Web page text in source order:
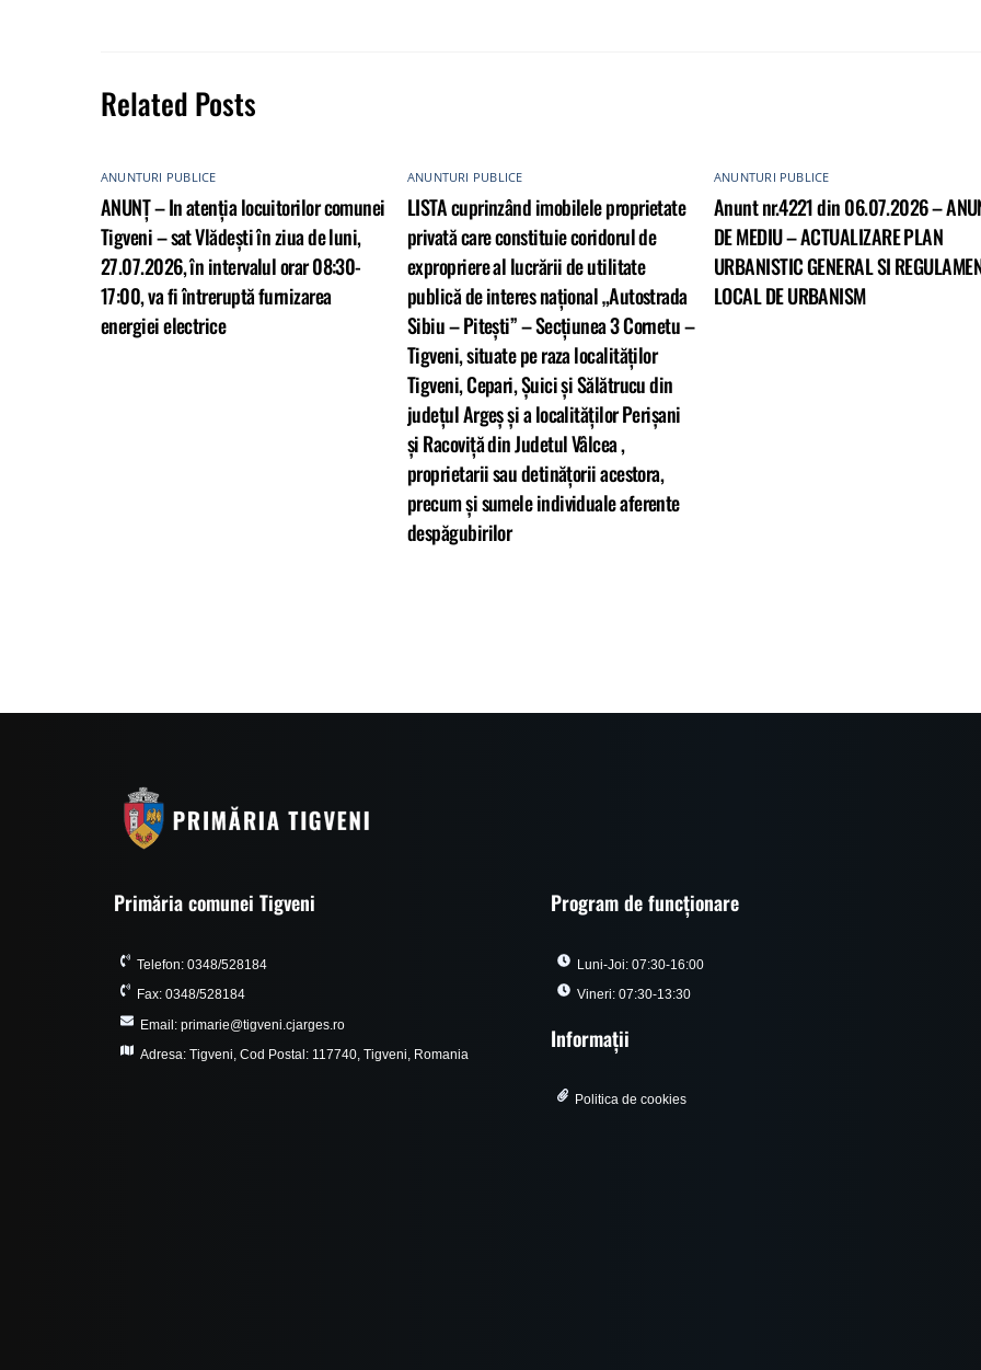
Related Posts
ANUNTURI PUBLICE
ANUNȚ – In atenția locuitorilor comunei
Tigveni – sat Vlădești în ziua de luni,
27.07.2026, în intervalul orar 08:30-
17:00, va fi întreruptă furnizarea
energiei electrice
ANUNTURI PUBLICE
LISTA cuprinzând imobilele proprietate
privată care constituie coridorul de
expropriere al lucrării de utilitate
publică de interes național „Autostrada
Sibiu – Pitești” – Secțiunea 3 Cornetu –
Tigveni, situate pe raza localităților
Tigveni, Cepari, Șuici și Sălătrucu din
județul Argeș și a localităților Perișani
și Racoviță din Judetul Vâlcea ,
proprietarii sau detinățorii acestora,
precum și sumele individuale aferente
despăgubirilor
ANUNTURI PUBLICE
Anunt nr.4221 din 06.07.2026 –
DE MEDIU – ACTUALIZARE PLAN
URBANISTIC GENERAL SI
LOCAL DE URBANISM
Primăria comunei Tigveni
Telefon: 0348/528184
Fax: 0348/528184
Email: primarie@tigveni.cjarges.ro
Adresa: Tigveni, Cod Postal: 117740, Tigveni, Romania
Program de funcționare
Luni-Joi: 07:30-16:00
Vineri: 07:30-13:30
Informații
Politica de cookies